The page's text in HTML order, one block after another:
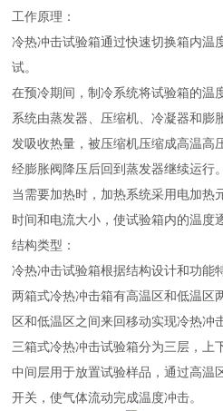
工作原理：
冷热冲击试验箱通过快速切换箱内温
试。
在预冷期间，制冷系统将试验箱的温
系统由蒸发器、压缩机、冷凝器和膨
发吸收热量，被压缩机压缩成高温高
经膨胀阀降压后回到蒸发器继续运行。
当需要加热时，加热系统采用电加热
时间和电流大小，使试验箱内的温度
结构类型：
冷热冲击试验箱根据结构设计和功能
两箱式冷热冲击箱有高温区和低温区
区和低温区之间来回移动实现冷热冲
三箱式冷热冲击试验箱分为三层，上
中间层用于放置试验样品，通过高温
开关，使气体流动完成温度冲击。